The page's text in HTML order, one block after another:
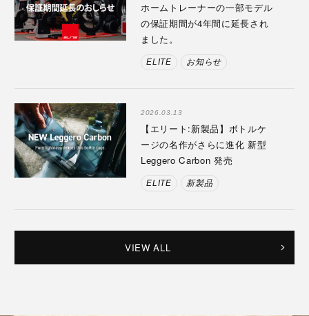
ホームトレーナーの一部モデル
の保証期間が4年間に延長され
ました。
ELITE お知らせ
2026.03.13
【エリート:新製品】ボトルケ
ージの名作がさらに進化 新型
Leggero Carbon 発売
ELITE 新製品
VIEW ALL